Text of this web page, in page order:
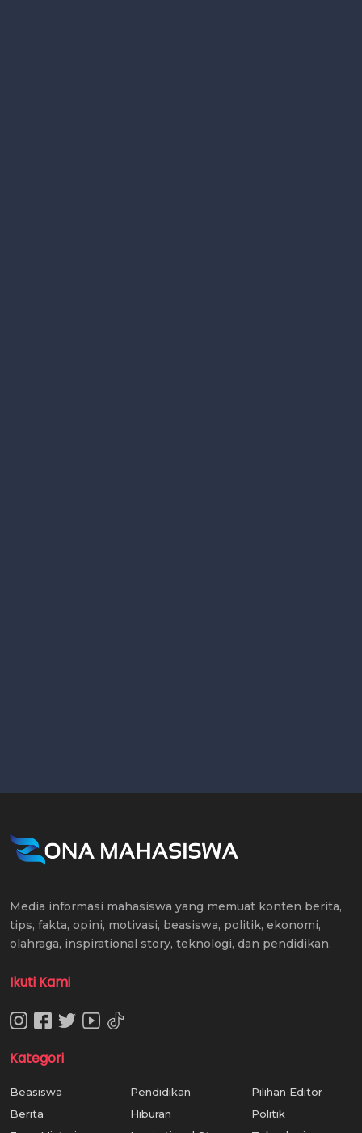
Media informasi mahasiswa yang memuat konten berita,
tips, fakta, opini, motivasi, beasiswa, politik, ekonomi,
olahraga, inspirational story, teknologi, dan pendidikan.
Ikuti Kami
Kategori
Beasiswa
Berita
Pendidikan
Hiburan
Pilihan Editor
Politik